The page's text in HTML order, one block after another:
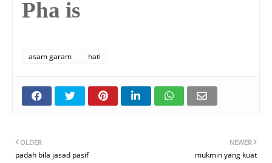
Pha is
asam garam hati
NEWER
mukmin yang kuat
OLDER
padah bila jasad pasif